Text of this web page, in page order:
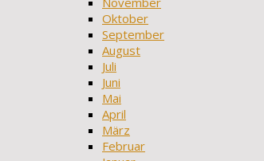
Oktober
September
August
Juli
Juni
Mai
April
März
Februar